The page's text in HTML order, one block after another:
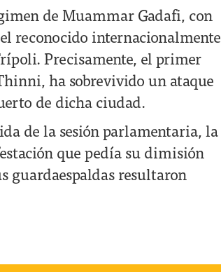
de Muammar Gadafi, con
reconocido internacionalmente
Precisamente, el primer
ha sobrevivido un ataque
de dicha ciudad.
de la sesión parlamentaria, la
que pedía su dimisión
guardaespaldas resultaron